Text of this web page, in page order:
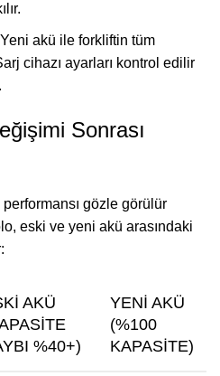
Yeni akü ile forkliftin tüm
cihazı ayarları kontrol edilir
Sonrası
gözle görülür
eski ve yeni akü arasındaki
AKÜ
%40+)
YENI AKÜ
(%100
KAPASITE)